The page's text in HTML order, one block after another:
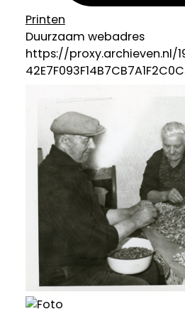
Printen
Duurzaam webadres